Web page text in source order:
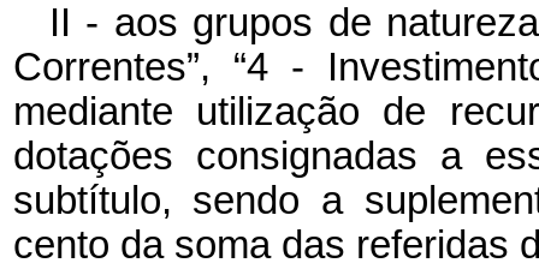
II - aos grupos de
Correntes”, “4 -
mediante utilização de
dotações consignadas a
subtítulo, sendo a
cento da soma das referidas